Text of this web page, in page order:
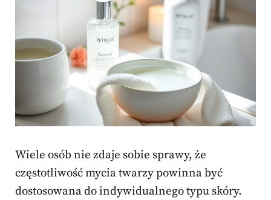
Wiele osób nie zdaje sobie sprawy, że
częstotliwość mycia twarzy powinna być
dostosowana do indywidualnego typu skóry.